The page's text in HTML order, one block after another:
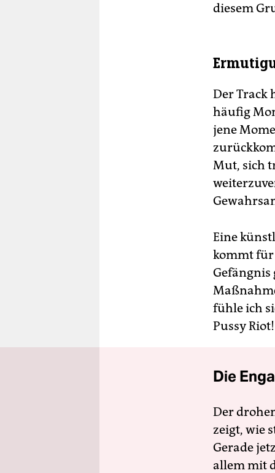
diesem
Der Track
häufig
jene
Mut, sich
Eine
kommt für
Gefängnis
fühle ich
Pussy Riot!
Die
Der
zeigt, wie
Gerade
allem mit